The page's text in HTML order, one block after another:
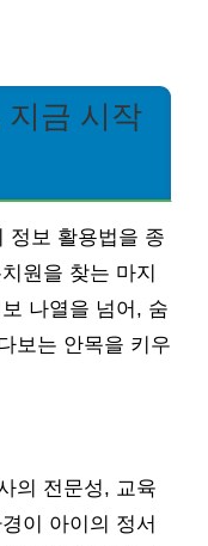
지금 시작
정보 활용법을 종
원을 찾는 마지
나열을 넘어, 숨
보는 안목을 키우
의 전문성, 교육
이 아이의 정서